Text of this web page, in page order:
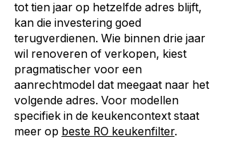
tot tien jaar op hetzelfde adres blijft,
kan die investering goed
terugverdienen. Wie binnen drie jaar
wil renoveren of verkopen, kiest
pragmatischer voor een
aanrechtmodel dat meegaat naar het
volgende adres. Voor modellen
specifiek in de keukencontext staat
meer op beste RO keukenfilter.